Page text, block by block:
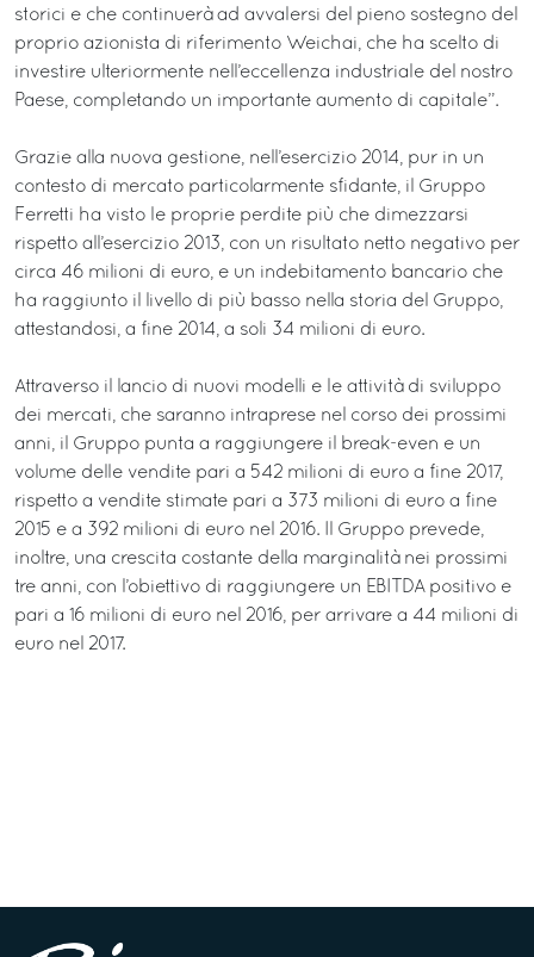
storici e che continuerà ad avvalersi del pieno sostegno del
proprio azionista di riferimento Weichai, che ha scelto di
investire ulteriormente nell’eccellenza industriale del nostro
Paese, completando un importante aumento di capitale”.
Grazie alla nuova gestione, nell’esercizio 2014, pur in un
contesto di mercato particolarmente sfidante, il Gruppo
Ferretti ha visto le proprie perdite più che dimezzarsi
rispetto all’esercizio 2013, con un risultato netto negativo per
circa 46 milioni di euro, e un indebitamento bancario che
ha raggiunto il livello di più basso nella storia del Gruppo,
attestandosi, a fine 2014, a soli 34 milioni di euro.
Attraverso il lancio di nuovi modelli e le attività di sviluppo
dei mercati, che saranno intraprese nel corso dei prossimi
anni, il Gruppo punta a raggiungere il break-even e un
volume delle vendite pari a 542 milioni di euro a fine 2017,
rispetto a vendite stimate pari a 373 milioni di euro a fine
2015 e a 392 milioni di euro nel 2016. Il Gruppo prevede,
inoltre, una crescita costante della marginalità nei prossimi
tre anni, con l’obiettivo di raggiungere un EBITDA positivo e
pari a 16 milioni di euro nel 2016, per arrivare a 44 milioni di
euro nel 2017.